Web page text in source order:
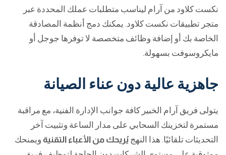
نكست كلاود من آرام ليناسب متطلبات عملك المحددة عبر
متجر تطبيقات نكست كلاود. يمكنك دمج أنظمة المصادقة
الخاصة بك أو إضافة وظائف متخصصة لا توفرها جوجل أو
مايكروسوفت بسهولة.
جاهزية عالية دون عناء الصيانة
يتولى فريق آرام الخبير كافة جوانب الإدارة الفنية، مع مراقبة
مستمرة لتخزينك السحابي على مدار الساعة وتثبيت آخر
التحديثات تلقائيًا. هذا النهج يُريحك من الأعباء التقنية ويمنحك